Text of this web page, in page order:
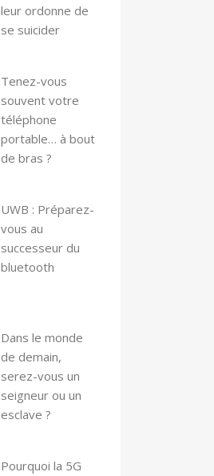
leur ordonne de
se suicider
Tenez-vous
souvent votre
téléphone
portable… à bout
de bras ?
UWB : Préparez-
vous au
successeur du
bluetooth
Dans le monde
de demain,
serez-vous un
seigneur ou un
esclave ?
Pourquoi la 5G